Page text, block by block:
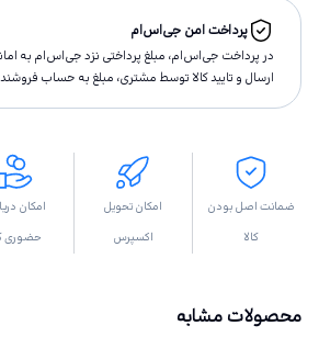
پرداخت امن جی‌اس‌ام
در پرداخت جی‌اس‌ام، مبلغ پرداختى نزد جی‌اس‌ام به
ارسال و تاييد كالا توسط مشتری، مبلغ به حساب
ضمانت اصل بودن
کالا
امکان تحویل
اکسپرس
امکان
حضوری
محصولات مشابه